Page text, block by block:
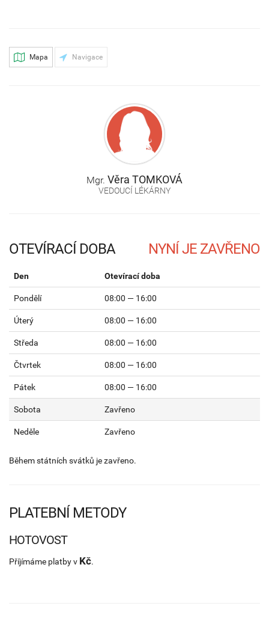
Mapa Navigace
Mgr. Věra TOMKOVÁ
VEDOUCÍ LÉKÁRNY
OTEVÍRACÍ DOBA
Den Otevírací doba
Pondělí 08:00 — 16:00
Úterý 08:00 — 16:00
Středa 08:00 — 16:00
Čtvrtek 08:00 — 16:00
Pátek 08:00 — 16:00
Sobota Zavřeno
Neděle Zavřeno
Během státních svátků je zavřeno.
PLATEBNÍ METODY
HOTOVOST
Příjímáme platby v Kč.